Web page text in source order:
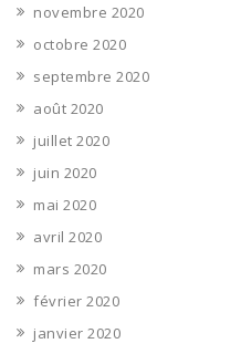
novembre 2020
octobre 2020
septembre 2020
août 2020
juillet 2020
juin 2020
mai 2020
avril 2020
mars 2020
février 2020
janvier 2020